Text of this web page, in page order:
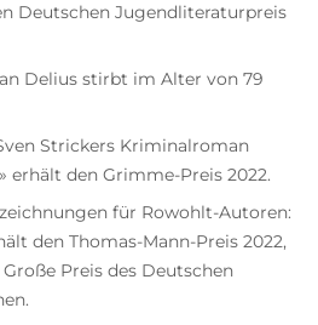
Deutschen Jugendliteraturpreis
Delius stirbt im Alter von 79
Strickers Kriminalroman
erhält den Grimme-Preis 2022.
für Rowohlt-Autoren:
den Thomas-Mann-Preis 2022,
Preis des Deutschen